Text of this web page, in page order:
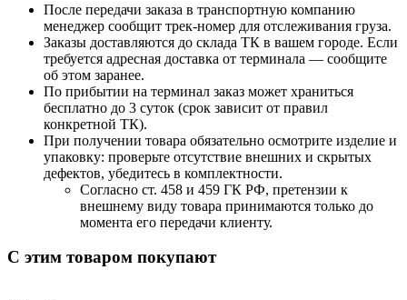
После передачи заказа в транспортную компанию
менеджер сообщит трек-номер для отслеживания груза.
Заказы доставляются до склада ТК в вашем городе. Если
требуется адресная доставка от терминала — сообщите
об этом заранее.
По прибытии на терминал заказ может храниться
бесплатно до 3 суток (срок зависит от правил
конкретной ТК).
При получении товара обязательно осмотрите изделие и
упаковку: проверьте отсутствие внешних и скрытых
дефектов, убедитесь в комплектности.
Согласно ст. 458 и 459 ГК РФ, претензии к
внешнему виду товара принимаются только до
момента его передачи клиенту.
С этим товаром покупают